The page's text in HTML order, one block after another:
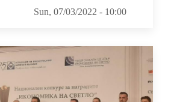
Sun, 07/03/2022 - 10:00